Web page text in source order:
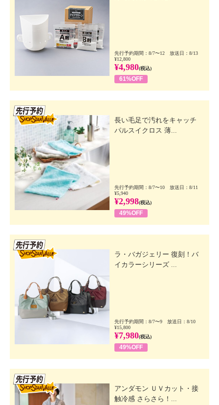
先行予約期間：8/7〜12 放送日：8/13
¥12,800
¥4,980(税込)
61%OFF
長い毛足で汚れをキャッチ
パルスイクロス 薄...
先行予約期間：8/7〜10 放送日：8/11
¥5,940
¥2,998(税込)
49%OFF
ラ・バガジェリー 復刻！バ
イカラーシリーズ ...
先行予約期間：8/7〜9 放送日：8/10
¥15,800
¥7,980(税込)
49%OFF
アンダモン ＵＶカット・接
触冷感 さらさら！...